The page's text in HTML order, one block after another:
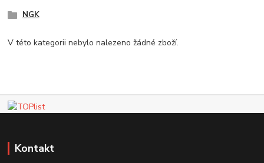
NGK
V této kategorii nebylo nalezeno žádné zboží.
Kontakt